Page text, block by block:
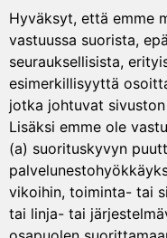
Hyväksyt, että emme
vastuussa suorista,
seurauksellisista,
esimerkillisyyttä
jotka johtuvat
Lisäksi emme ole
(a) suorituskyvyn
vikoihin, toiminta- tai
tai linja- tai